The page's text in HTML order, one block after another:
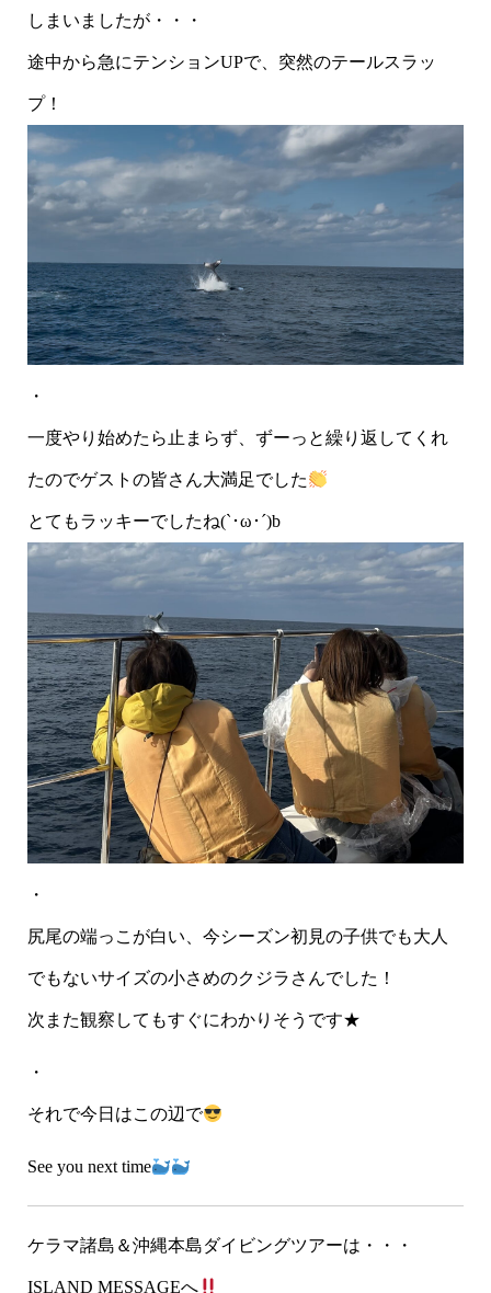
しまいましたが・・・
途中から急にテンションUPで、突然のテールスラッ
プ！
・
一度やり始めたら止まらず、ずーっと繰り返してくれ
たのでゲストの皆さん大満足でした
とてもラッキーでしたね(`･ω･´)b
・
尻尾の端っこが白い、今シーズン初見の子供でも大人
でもないサイズの小さめのクジラさんでした！
次また観察してもすぐにわかりそうです★
・
それで今日はこの辺で
See you next time
ケラマ諸島＆沖縄本島ダイビングツアーは・・・
ISLAND MESSAGEへ